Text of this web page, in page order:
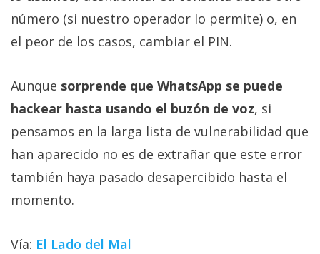
número (si nuestro operador lo permite) o, en
el peor de los casos, cambiar el PIN.
Aunque sorprende que WhatsApp se puede
hackear hasta usando el buzón de voz, si
pensamos en la larga lista de vulnerabilidad que
han aparecido no es de extrañar que este error
también haya pasado desapercibido hasta el
momento.
Vía: El Lado del Mal